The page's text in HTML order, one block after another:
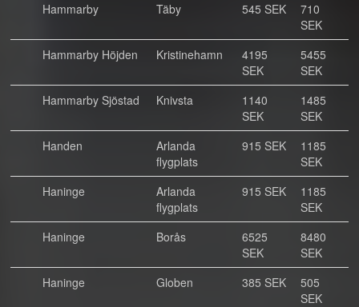
Hammarby
Täby 545 SEK
710
SEK
Hammarby Höjden
Kristinehamn
4195
SEK
5455
SEK
Hammarby Sjöstad
Knivsta
1140
SEK
1485
SEK
Handen
Arlanda
flygplats
915 SEK
1185
SEK
Haninge
Arlanda
flygplats
915 SEK
1185
SEK
Haninge
Borås
6525
SEK
8480
SEK
Haninge
Globen 385 SEK
505
SEK